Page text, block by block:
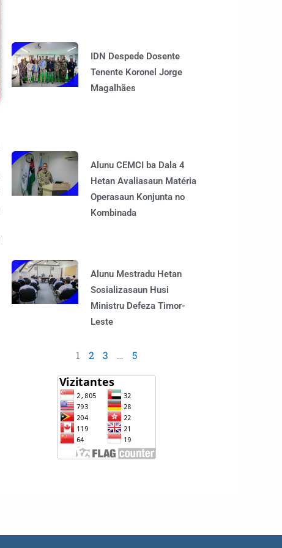
IDN Despede Dosente
Tenente Koronel Jorge
Magalhães
Alunu CEMCI ba Dala 4
Hetan Avaliasaun Matéria
Operasaun Konjunta no
Kombinada
Alunu Mestradu Hetan
Sosializasaun Husi
Ministru Defeza Timor-
Leste
1 2 3 … 5